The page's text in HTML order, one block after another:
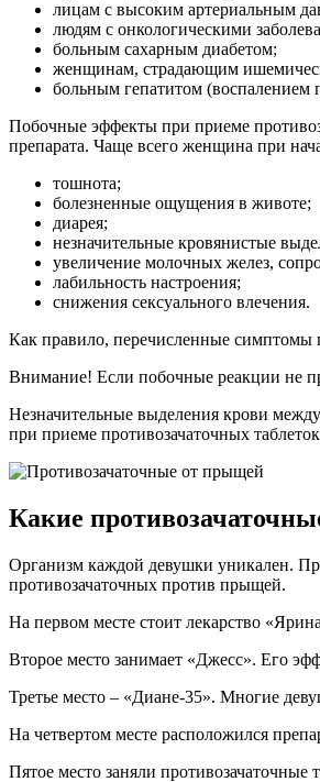
лицам с высоким артериальным
людям с онкологическими
больным сахарным диабетом;
женщинам, страдающим
больным гепатитом (воспалением
Побочные эффекты при приеме
препарата. Чаще всего женщина при
тошнота;
болезненные ощущения в животе;
диарея;
незначительные кровянистые
увеличение молочных желез,
лабильность настроения;
снижения сексуального влечения.
Как правило, перечисленные симптомы
Внимание! Если побочные реакции не
Незначительные выделения крови
при приеме противозачаточных
Какие
Организм каждой девушки уникален.
противозачаточных против прыщей.
На первом месте стоит лекарство
Второе место занимает «Джесс». Его
Третье место – «Диане-35». Многие
На четвертом месте расположился
Пятое место заняли